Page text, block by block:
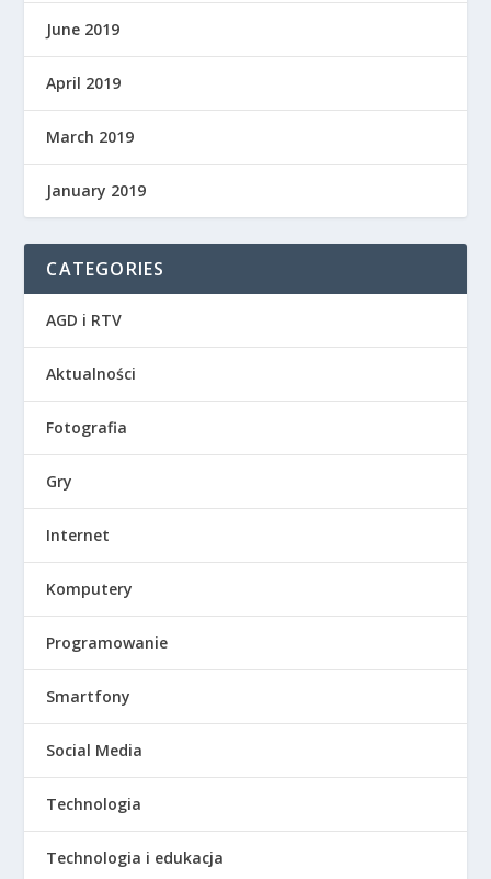
June 2019
April 2019
March 2019
January 2019
CATEGORIES
AGD i RTV
Aktualności
Fotografia
Gry
Internet
Komputery
Programowanie
Smartfony
Social Media
Technologia
Technologia i edukacja